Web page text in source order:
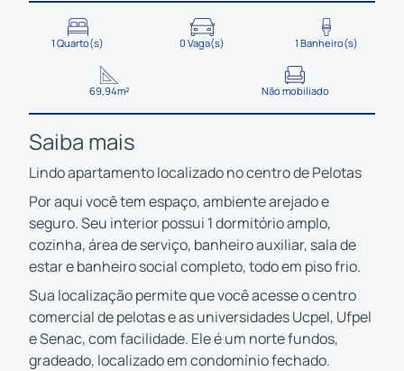
1 Quarto(s) 0 Vaga(s) 1 Banheiro(s)
69,94m² Não mobiliado
Saiba mais
Lindo apartamento localizado no centro de Pelotas
Por aqui você tem espaço, ambiente arejado e
seguro. Seu interior possui 1 dormitório amplo,
cozinha, área de serviço, banheiro auxiliar, sala de
estar e banheiro social completo, todo em piso frio.
Sua localização permite que você acesse o centro
comercial de pelotas e as universidades Ucpel, Ufpel
e Senac, com facilidade. Ele é um norte fundos,
gradeado, localizado em condomínio fechado.